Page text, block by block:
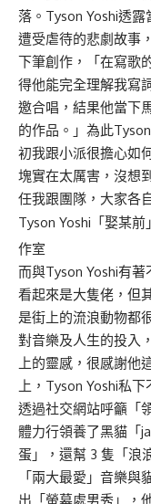
落。Tyson Yoshi透
遭受虐待的悲劇故事
下筆創作，「在寫歌
得他能完全理解我寫
邀合唱，結果他當下
的作品。」為此
初我跟小派很擔心如
塊實在太厲害，沒想
任我跟團隊，大家各
Tyson Yoshi「娶某
作室
而與Tyson Yoshi有
看起來是大隻佬，但
是街上的流浪動物都
對音樂及人生的投入
上的靈感，很感謝他
上，Tyson Yoshi私
透過社交網站呼籲「
體力行領養了黑貓「
蛋」，還幫 3 隻「浪
「兩大最愛」音樂與
出「螢幕處男秀」，